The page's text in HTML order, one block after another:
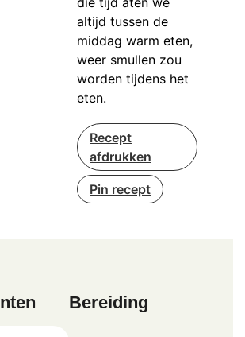
altijd tussen de
middag warm eten,
weer smullen zou
worden tijdens het
eten.
Recept
afdrukken
Pin recept
Bereiding